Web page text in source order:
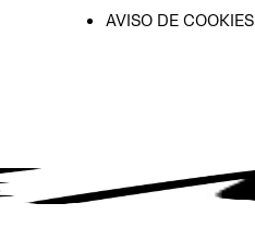
AVISO DE COOKIES